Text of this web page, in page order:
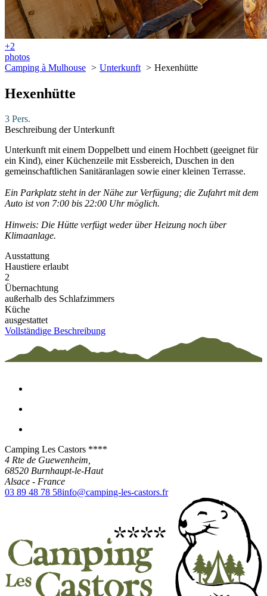
+2
photos
Camping à Mulhouse
Unterkunft Hexenhütte
Hexenhütte
3 Pers.
Beschreibung der Unterkunft
Unterkunft mit einem Doppelbett und einem Hochbett (geeignet für
ein Kind), einer Küchenzeile mit Essbereich, Duschen in den
gemeinschaftlichen Sanitäranlagen sowie einer kleinen Terrasse.
Ein Parkplatz steht in der Nähe zur Verfügung; die Zufahrt mit dem
Auto ist von 7:00 bis 22:00 Uhr möglich.
Hinweis: Die Hütte verfügt weder über Heizung noch über
Klimaanlage.
Ausstattung
Haustiere erlaubt
2
Übernachtung
außerhalb des Schlafzimmers
Küche
ausgestattet
Vollständige Beschreibung
Camping Les Castors ****
4 Rte de Guewenheim,
68520 Burnhaupt-le-Haut
Alsace - France
03 89 48 78 58info@camping-les-castors.fr